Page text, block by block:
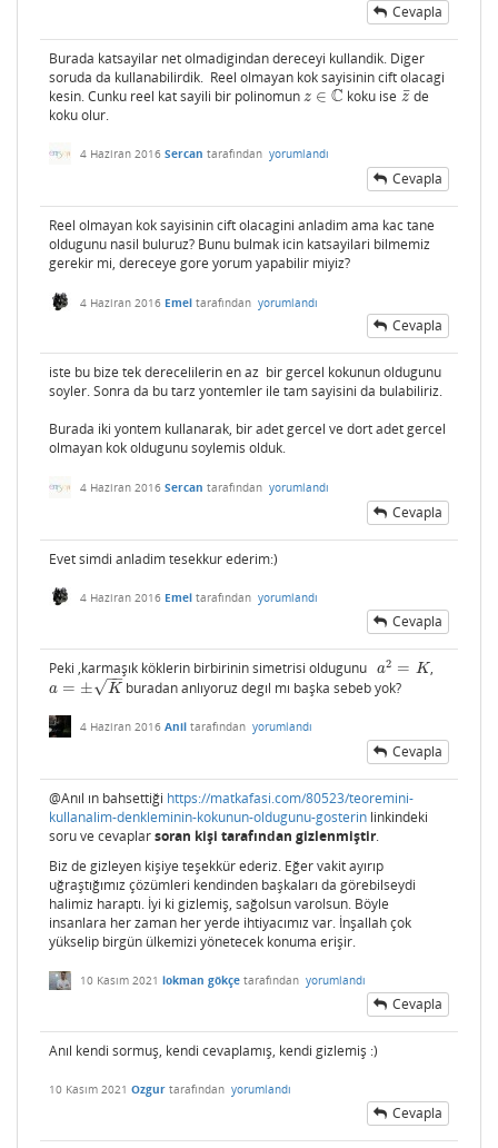
Cevapla
Burada katsayilar net olmadigindan dereceyi kullandik. Diger
soruda da kullanabilirdik. Reel olmayan kok sayisinin cift olacagi
kesin. Cunku reel kat sayili bir polinomun z ∈ C
z∈C koku ise z
¯
z¯de
koku olur.
4 Haziran 2016 Sercan tarafından yorumlandı
Cevapla
Reel olmayan kok sayisinin cift olacagini anladim ama kac tane
oldugunu nasil buluruz? Bunu bulmak icin katsayilari bilmemiz
gerekir mi, dereceye gore yorum yapabilir miyiz?
4 Haziran 2016 Emel tarafından yorumlandı
Cevapla
iste bu bize tek derecelilerin en az bir gercel kokunun oldugunu
soyler. Sonra da bu tarz yontemler ile tam sayisini da bulabiliriz.
Burada iki yontem kullanarak, bir adet gercel ve dort adet gercel
olmayan kok oldugunu soylemis olduk.
4 Haziran 2016 Sercan tarafından yorumlandı
Cevapla
Evet simdi anladim tesekkur ederim:)
4 Haziran 2016 Emel tarafından yorumlandı
Cevapla
Peki ,karmaşık köklerin birbirinin simetrisi oldugunu a2 = K
a2 =K ,
a = ± K
−−
√
a=±K buradan anlıyoruz degıl mı başka sebeb yok?
4 Haziran 2016 Anil tarafından yorumlandı
Cevapla
@Anıl ın bahsettiği https://matkafasi.com/80523/teoremini-
kullanalim-denkleminin-kokunun-oldugunu-gosterin linkindeki
soru ve cevaplarsoran kişi tarafından gizlenmiştir.
Biz de gizleyen kişiye teşekkür ederiz. Eğer vakit ayırıp
uğraştığımız çözümleri kendinden başkaları da görebilseydi
halimiz haraptı. İyi ki gizlemiş, sağolsun varolsun. Böyle
insanlara her zaman her yerde ihtiyacımız var. İnşallah çok
yükselip birgün ülkemizi yönetecek konuma erişir.
10 Kasım 2021 lokman gökçe tarafından yorumlandı
Cevapla
Anıl kendi sormuş, kendi cevaplamış, kendi gizlemiş :)
10 Kasım 2021 Ozgur tarafından yorumlandı
Cevapla